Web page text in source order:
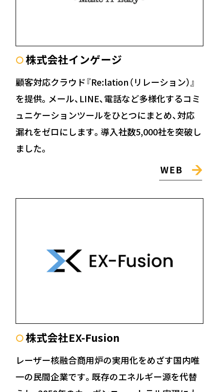
〇 株式会社インゲージ
顧客対応クラウド『Re:lation（リレーション）』
を提供。メール、LINE、電話など多様化するコミ
ュニケーションツールをひとつにまとめ、対応
漏れをゼロにします。導入社数5,000社を突破し
ました。
〇 株式会社EX-Fusion
レーザー核融合商用炉の実用化をめざす国内唯
一の民間企業です。既存のエネルギー源を代替